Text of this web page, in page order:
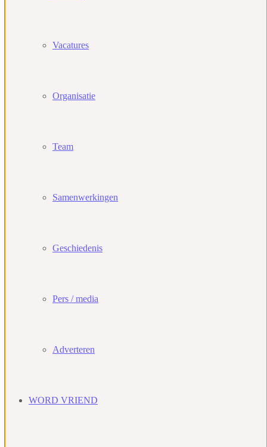
Vacatures
Organisatie
Team
Samenwerkingen
Geschiedenis
Pers / media
Adverteren
WORD VRIEND